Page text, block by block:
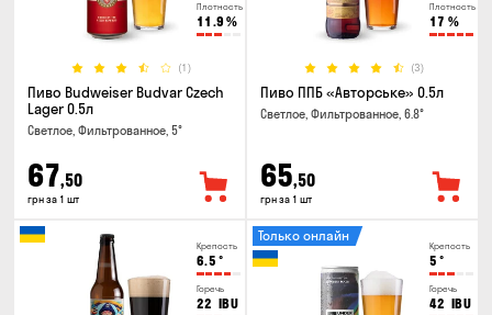
Плотность
11.9 %
(1)
Пиво Budweiser Budvar Czech
Lager 0.5л
Светлое, Фильтрованное, 5°
67,50
грн за 1 шт
Плотность
17 %
(3)
Пиво ППБ «Авторське» 0.5л
Светлое, Фильтрованное, 6.8°
65,50
грн за 1 шт
Крепость
6.5 °
Горечь
22 IBU
Крепость
5 °
Горечь
42 IBU
Только онлайн